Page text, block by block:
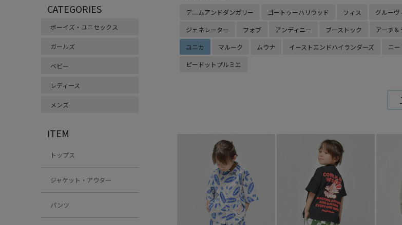
CATEGORIES
ボーイズ・ユニセックス
ガールズ
ベビー
レディース
メンズ
ITEM
トップス
ジャケット・アウター
パンツ
デニムアンドダンガリー
ゴートゥーハリウッド フィス グルーヴ
ジェネレーター
フォブ アンディニー ブーストック アーチ＆
ユニカ
マルーク ムウナ イーストエンドハイランダーズ ニ
ピードットプルミエ